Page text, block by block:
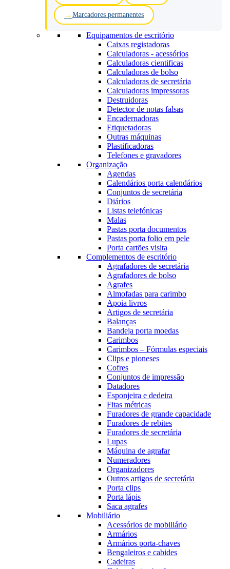
Marcadores permanentes
Equipamentos de escritório
Caixas registadoras
Calculadoras - acessórios
Calculadoras cientificas
Calculadoras de bolso
Calculadoras de secretária
Calculadoras impressoras
Destruidoras
Detector de notas falsas
Encadernadoras
Etiquetadoras
Outras máquinas
Plastificadoras
Telefones e gravadores
Organização
Agendas
Calendários porta calendários
Conjuntos de secretária
Diários
Listas telefónicas
Malas
Pastas porta documentos
Pastas porta folio em pele
Porta cartões visita
Complementos de escritório
Agrafadores de secretária
Agrafadores de bolso
Agrafes
Almofadas para carimbo
Apoia livros
Artigos de secretária
Balanças
Bandeja porta moedas
Carimbos
Carimbos – Fórmulas especiais
Clips e pioneses
Cofres
Conjuntos de impressão
Datadores
Esponjeira e dedeira
Fitas métricas
Furadores de grande capacidade
Furadores de rebites
Furadores de secretária
Lupas
Máquina de agrafar
Numeradores
Organizadores
Outros artigos de secretária
Porta clips
Porta lápis
Saca agrafes
Mobiliário
Acessórios de mobiliário
Armários
Armários porta-chaves
Bengaleiros e cabides
Cadeiras